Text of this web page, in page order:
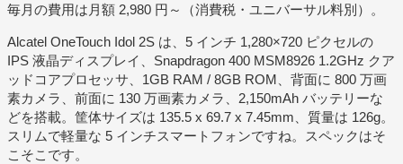
毎月の費用は月額 2,980 円～（消費税・ユニバーサル料別）。
Alcatel OneTouch Idol 2S は、5 インチ 1,280×720 ピクセルの
IPS 液晶ディスプレイ、Snapdragon 400 MSM8926 1.2GHz クア
ッドコアプロセッサ、1GB RAM / 8GB ROM、背面に 800 万画
素カメラ、前面に 130 万画素カメラ、2,150mAh バッテリーな
どを搭載。筐体サイズは 135.5 x 69.7 x 7.45mm、質量は 126g。
スリムで軽量な 5 インチスマートフォンですね。スペックはそ
こそこです。